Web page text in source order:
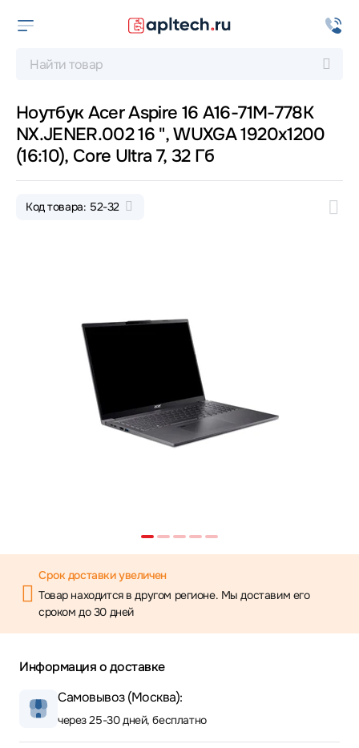
Ноутбук Acer Aspire 16 A16-71M-778K
NX.JENER.002 16 ", WUXGA 1920x1200
(16:10), Core Ultra 7, 32 Гб
Код товара: 52-32
Срок доставки увеличен
Товар находится в другом регионе. Мы доставим его
сроком до 30 дней
Информация о доставке
Самовывоз (Москва):
через 25-30 дней, бесплатно